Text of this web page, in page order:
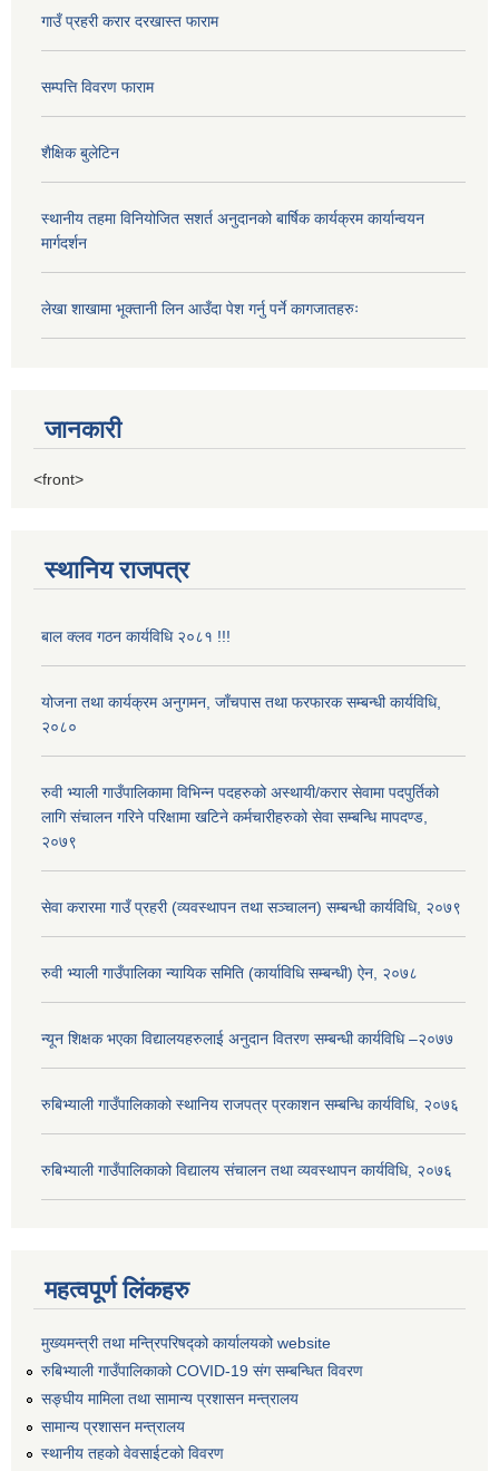
गाउँ प्रहरी करार दरखास्त फाराम
सम्पत्ति विवरण फाराम
शैक्षिक बुलेटिन
स्थानीय तहमा विनियोजित सशर्त अनुदानको बार्षिक कार्यक्रम कार्यान्वयन
मार्गदर्शन
लेखा शाखामा भूक्तानी लिन आउँदा पेश गर्नु पर्ने कागजातहरुः
जानकारी
<front>
स्थानिय राजपत्र
बाल क्लव गठन कार्यविधि २०८१ !!!
योजना तथा कार्यक्रम अनुगमन, जाँचपास तथा फरफारक सम्बन्धी कार्यविधि,
२०८०
रुवी भ्याली गाउँपालिकामा विभिन्न पदहरुको अस्थायी/करार सेवामा पदपुर्तिको
लागि संचालन गरिने परिक्षामा खटिने कर्मचारीहरुको सेवा सम्बन्धि मापदण्ड,
२०७९
सेवा करारमा गाउँ प्रहरी (व्यवस्थापन तथा सञ्चालन) सम्बन्धी कार्यविधि, २०७९
रुवी भ्याली गाउँपालिका न्यायिक समिति (कार्याविधि सम्बन्धी) ऐन, २०७८
न्यून शिक्षक भएका ‍विद्यालयहरुलाई अनुदान वितरण सम्बन्धी कार्यविधि –२०७७
रुबिभ्याली गाउँपालिकाको स्थानिय राजपत्र प्रकाशन सम्बन्धि कार्यविधि, २०७६
रुबिभ्याली गाउँपालिकाको विद्यालय संचालन तथा व्यवस्थापन कार्यविधि, २०७६
महत्वपूर्ण लिंकहरु
मुख्यमन्त्री तथा मन्त्रिपरिषद्को कार्यालयको website
रुबिभ्याली गाउँपालिकाको COVID-19 संग सम्बन्धित विवरण
सङ्‍घीय मामिला तथा सामान्य प्रशासन मन्त्रालय
सामान्य प्रशासन मन्त्रालय
स्थानीय तहको वेवसाईटको विवरण